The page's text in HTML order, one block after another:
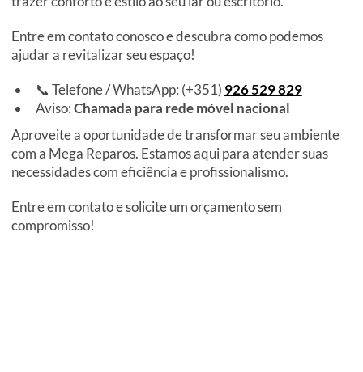
Entre em contato conosco e descubra como podemos
ajudar a revitalizar seu espaço!
📞 Telefone / WhatsApp: (+351) 926 529 829
Aviso:Chamada para rede móvel nacional
Aproveite a oportunidade de transformar seu ambiente
com a Mega Reparos. Estamos aqui para atender suas
necessidades com eficiência e profissionalismo.
Entre em contato e solicite um orçamento sem
compromisso!